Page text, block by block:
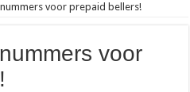
voor prepaid bellers!
voor